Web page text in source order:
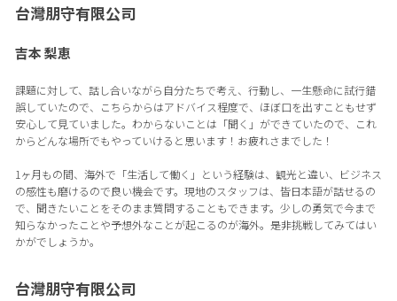
台灣朋守有限公司
吉本 梨恵
課題に対して、話し合いながら自分たちで考え、行動し、一生懸命に試行錯
誤していたので、こちらからはアドバイス程度で、ほぼ口を出すこともせず
安心して見ていました。わからないことは「聞く」ができていたので、これ
からどんな場所でもやっていけると思います！お疲れさまでした！
1ヶ月もの間、海外で「生活して働く」という経験は、観光と違い、ビジネス
の感性も磨けるので良い機会です。現地のスタッフは、皆日本語が話せるの
で、聞きたいことをそのまま質問することもできます。少しの勇気で今まで
知らなかったことや予想外なことが起こるのが海外。是非挑戦してみてはい
かがでしょうか。
台灣朋守有限公司